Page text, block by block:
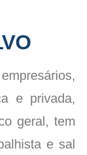
e privada,
geral, tem
e sal